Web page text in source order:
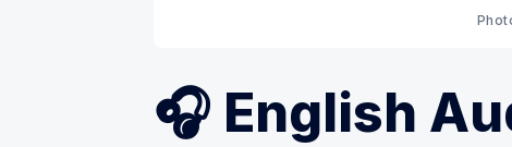
🎧 English